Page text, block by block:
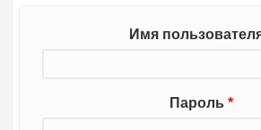
Имя
Пароль *